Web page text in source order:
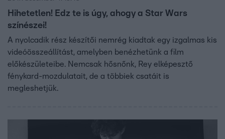
Hihetetlen! Edz te is úgy, ahogy a Star Wars
színészei!
A nyolcadik rész készítői nemrég kiadtak egy izgalmas kis
videóösszeállítást, amelyben benézhetünk a film
előkészületeibe. Nemcsak hősnőnk, Rey elképesztő
fénykard-mozdulatait, de a többiek csatáit is
megleshetjük.